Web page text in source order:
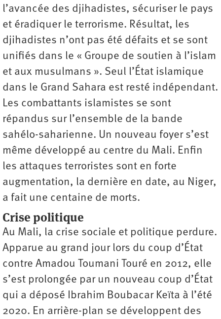
l’avancée des djihadistes, sécuriser le pays
et éradiquer le terrorisme. Résultat, les
djihadistes n’ont pas été défaits et se sont
unifiés dans le « Groupe de soutien à l’islam
et aux musulmans ». Seul l’État islamique
dans le Grand Sahara est resté indépendant.
Les combattants islamistes se sont
répandus sur l’ensemble de la bande
sahélo-saharienne. Un nouveau foyer s’est
même développé au centre du Mali. Enfin
les attaques terroristes sont en forte
augmentation, la dernière en date, au Niger,
a fait une centaine de morts.
Crise politique
Au Mali, la crise sociale et politique perdure.
Apparue au grand jour lors du coup d’État
contre Amadou Toumani Touré en 2012, elle
s’est prolongée par un nouveau coup d’État
qui a déposé Ibrahim Boubacar Keïta à l’été
2020. En arrière-plan se développent des